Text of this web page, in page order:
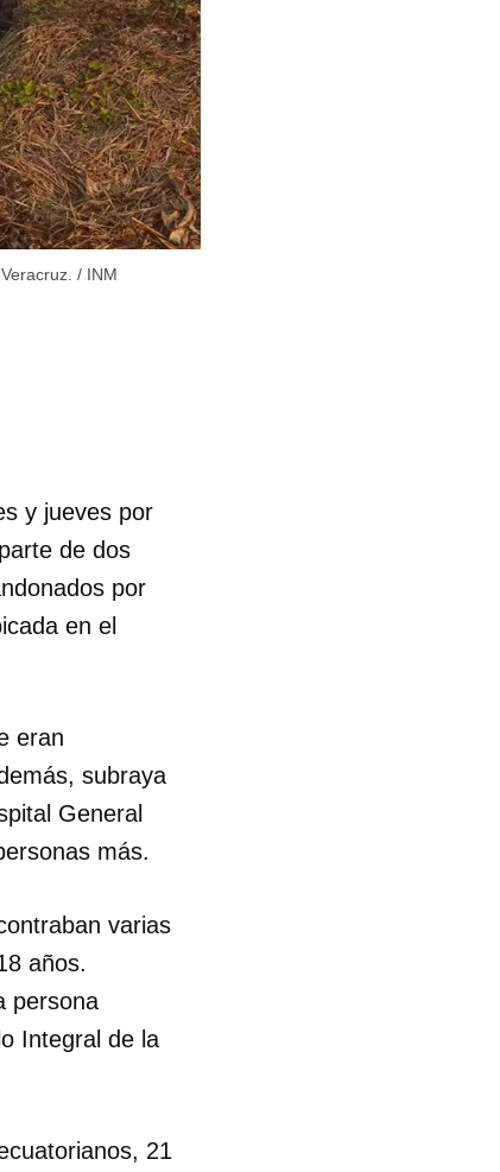
/ INM
y jueves por
de dos
por
en el
eran
subraya
General
más.
varias
años.
persona
Integral de la
21